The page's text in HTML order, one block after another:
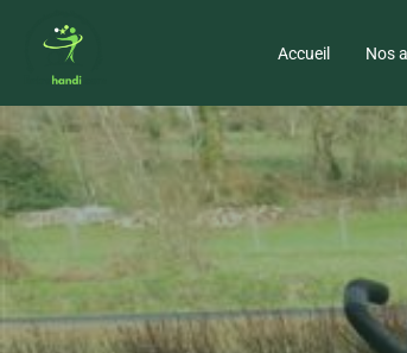
Accueil Nos